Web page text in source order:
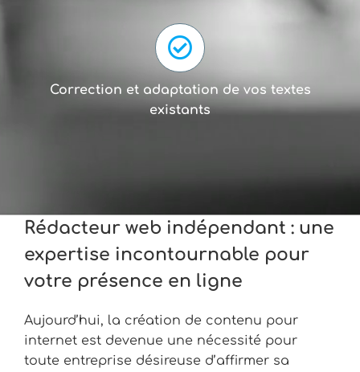
Correction et adaptation de vos textes
existants
Rédacteur web indépendant : une
expertise incontournable pour
votre présence en ligne
Aujourd’hui, la création de contenu pour
internet est devenue une nécessité pour
toute entreprise désireuse d’affirmer sa